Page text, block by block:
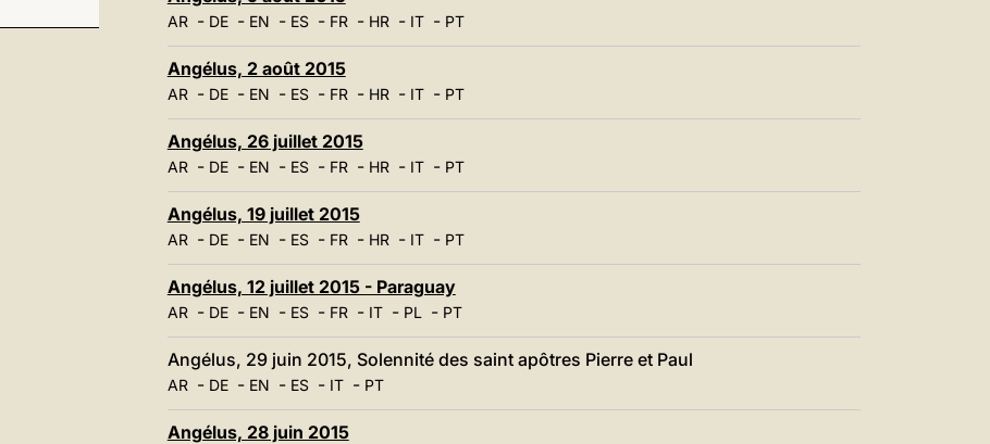
AR- DE- EN - ES- FR- HR- IT- PT
Angélus, 2 août 2015
AR- DE- EN - ES- FR- HR- IT- PT
Angélus, 26 juillet 2015
AR- DE- EN - ES- FR- HR- IT- PT
Angélus, 19 juillet 2015
AR- DE- EN - ES- FR- HR- IT- PT
Angélus, 12 juillet 2015 - Paraguay
AR- DE- EN - ES- FR- IT- PL- PT
Angélus, 29 juin 2015, Solennité des saint apôtres Pierre et Paul
AR- DE- EN - ES- IT- PT
Angélus, 28 juin 2015